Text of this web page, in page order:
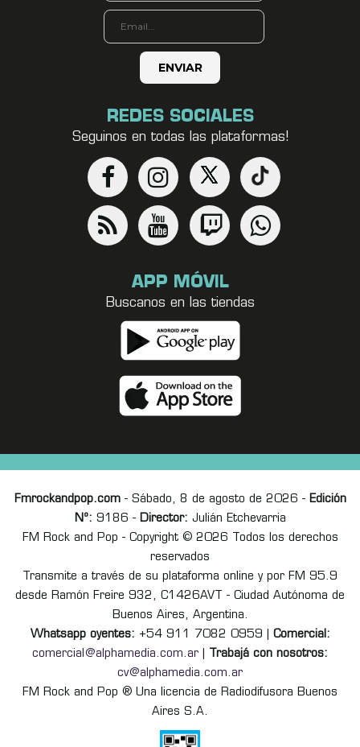
REDES SOCIALES
Seguinos en todas las plataformas!
APP MÓVIL
Buscanos en las tiendas
Fmrockandpop.com- Sábado, 8 de agosto de 2026 - Edición
Nº: 9186 - Director: Julián Etchevarria
FM Rock and Pop - Copyright © 2026 Todos los derechos
reservados
Transmite a través de su plataforma online y por FM 95.9
desde Ramón Freire 932, C1426AVT - Ciudad Autónoma de
Buenos Aires, Argentina.
Whatsapp oyentes: +54 911 7082 0959 | Comercial:
comercial@alphamedia.com.ar
Trabajá con nosotros:
cv@alphamedia.com.ar
FM Rock and Pop ® Una licencia de Radiodifusora Buenos
Aires S.A.